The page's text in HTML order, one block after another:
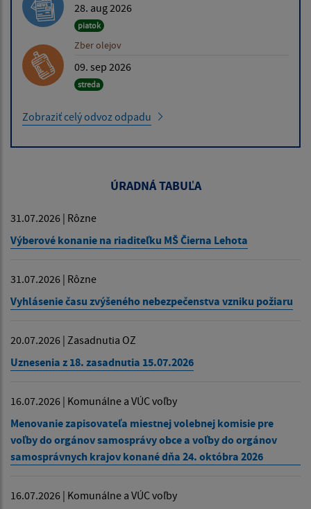
28. aug 2026
piatok
Zber olejov
09. sep 2026
streda
Zobraziť celý odvoz odpadu
ÚRADNÁ TABUĽA
31.07.2026 | Rôzne
Výberové konanie na riaditeľku MŠ Čierna Lehota
31.07.2026 | Rôzne
Vyhlásenie času zvýšeného nebezpečenstva vzniku požiaru
20.07.2026 | Zasadnutia OZ
Uznesenia z 18. zasadnutia 15.07.2026
16.07.2026 | Komunálne a VÚC voľby
Menovanie zapisovateľa miestnej volebnej komisie pre
voľby do orgánov samosprávy obce a voľby do orgánov
samosprávnych krajov konané dňa 24. októbra 2026
16.07.2026 | Komunálne a VÚC voľby